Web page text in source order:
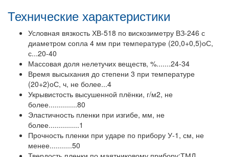
Технические характеристики
Условная вязкость ХВ-518 по вискозиметру ВЗ-246 с
диаметром сопла 4 мм при температуре (20,0+0,5)оС,
с...20-40
Массовая доля нелетучих веществ, %.......24-34
Время высыхания до степени 3 при температуре
(20+2)оС, ч, не более...4
Укрывистость высушенной плёнки, г/м2, не
более..............80
Эластичность пленки при изгибе, мм, не
более...............1
Прочность пленки при ударе по прибору У-1, см, не
менее...........50